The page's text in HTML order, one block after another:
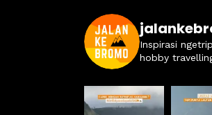
Inspirasi
hobby